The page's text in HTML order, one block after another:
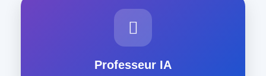
Professeur IA